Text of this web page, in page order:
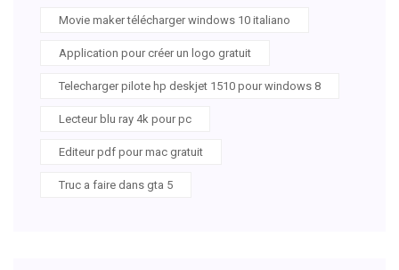
Movie maker télécharger windows 10 italiano
Application pour créer un logo gratuit
Telecharger pilote hp deskjet 1510 pour windows 8
Lecteur blu ray 4k pour pc
Editeur pdf pour mac gratuit
Truc a faire dans gta 5